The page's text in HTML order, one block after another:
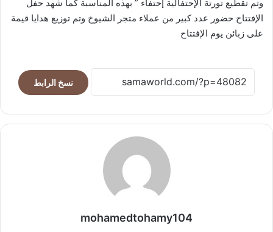
وتم تقطيع تورتة الإحتفالية إحتفاء ” بهذه المناسبة كما شهد حفل
الإفتتاح حضور عدد كبير من عملاء متجر الشيوخ وتم توزيع هدايا قيمة
على زبائن يوم الإفتتاح
نسخ الرابط
mohamedtohamy104